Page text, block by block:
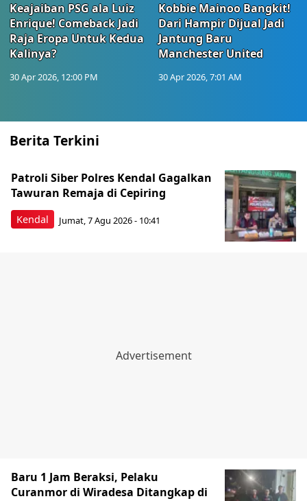
Keajaiban PSG ala Luiz
Enrique! Comeback Jadi
Raja Eropa Untuk Kedua
Kalinya?
30 Apr 2026, 12:00 PM
Kobbie Mainoo Bangkit!
Dari Hampir Dijual Jadi
Jantung Baru
Manchester United
30 Apr 2026, 7:01 AM
Berita Terkini
Kendal
Patroli Siber Polres Kendal Gagalkan
Tawuran Remaja di Cepiring
Jumat, 7 Agu 2026 - 10:41
Baru 1 Jam Beraksi, Pelaku
Curanmor di Wiradesa Ditangkap di